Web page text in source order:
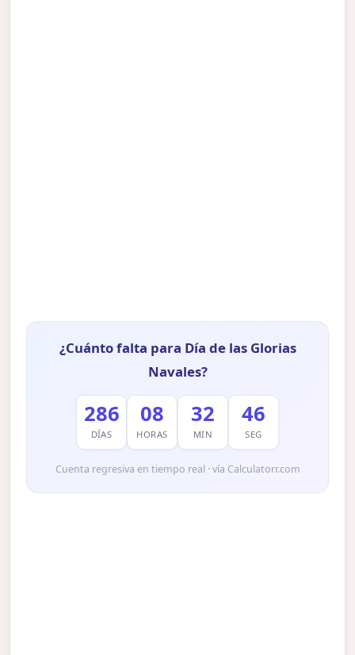
¿Cuánto falta para Día de las Glorias
Navales?
286
DÍAS
08
HORAS
32
MIN
45
SEG
Cuenta regresiva en tiempo real · vía Calculatorr.com